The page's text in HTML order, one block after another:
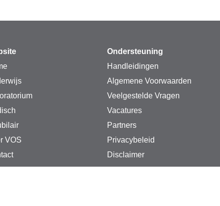
VOS
Ondersteuning
Handleidingen
Algemene Voorwaarden
Veelgestelde Vragen
Vacatures
Partners
Privacybeleid
Disclaimer